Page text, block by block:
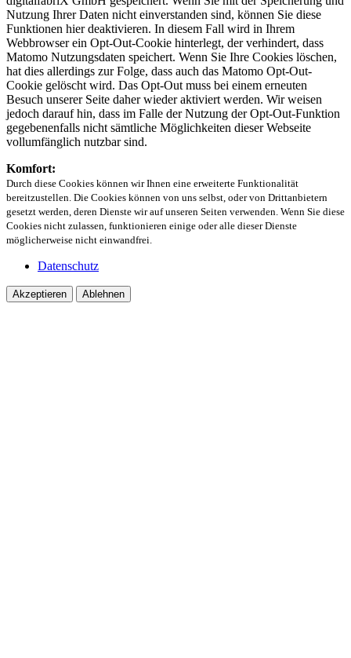
Nutzung Ihrer Daten nicht einverstanden sind, können Sie diese
Funktionen hier deaktivieren. In diesem Fall wird in Ihrem
Webbrowser ein Opt-Out-Cookie hinterlegt, der verhindert, dass
Matomo Nutzungsdaten speichert. Wenn Sie Ihre Cookies löschen,
hat dies allerdings zur Folge, dass auch das Matomo Opt-Out-
Cookie gelöscht wird. Das Opt-Out muss bei einem erneuten
Besuch unserer Seite daher wieder aktiviert werden. Wir weisen
jedoch darauf hin, dass im Falle der Nutzung der Opt-Out-Funktion
gegebenenfalls nicht sämtliche Möglichkeiten dieser Webseite
vollumfänglich nutzbar sind.
Komfort:
Durch diese Cookies können wir Ihnen eine erweiterte Funktionalität
bereitzustellen. Die Cookies können von uns selbst, oder von Drittanbietern
gesetzt werden, deren Dienste wir auf unseren Seiten verwenden. Wenn Sie diese
Cookies nicht zulassen, funktionieren einige oder alle dieser Dienste
möglicherweise nicht einwandfrei.
Datenschutz
Akzeptieren Ablehnen